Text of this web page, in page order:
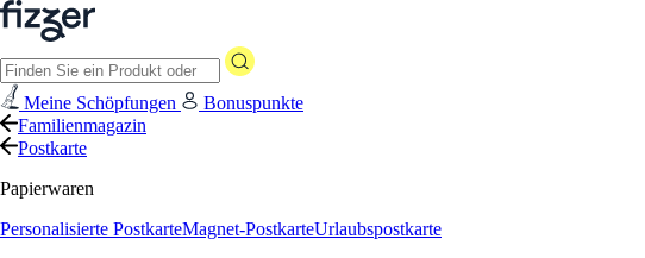
Meine Schöpfungen
Bonuspunkte
Familienmagazin
Postkarte
Papierwaren
Personalisierte PostkarteMagnet-PostkarteUrlaubspostkarte